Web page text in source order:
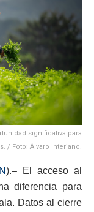
significativa para
/ Foto: Álvaro Interiano.
).– El acceso al
diferencia para
Datos al cierre